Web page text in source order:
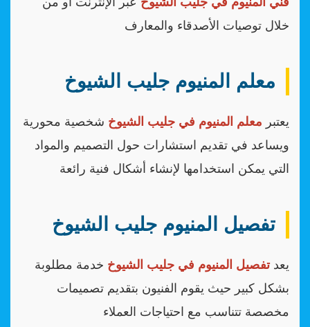
خلال توصيات الأصدقاء والمعارف
معلم المنيوم جليب الشيوخ
يعتبر معلم المنيوم في جليب الشيوخ شخصية محورية
ويساعد في تقديم استشارات حول التصميم والمواد
التي يمكن استخدامها لإنشاء أشكال فنية رائعة
تفصيل المنيوم جليب الشيوخ
يعدتفصيل المنيوم في جليب الشيوخ خدمة مطلوبة
بشكل كبير حيث يقوم الفنيون بتقديم تصميمات
مخصصة تتناسب مع احتياجات العملاء